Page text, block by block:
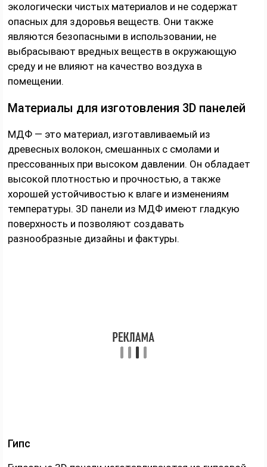
экологически чистых материалов и не содержат
опасных для здоровья веществ. Они также
являются безопасными в использовании, не
выбрасывают вредных веществ в окружающую
среду и не влияют на качество воздуха в
помещении.
Материалы для изготовления 3D панелей
МДФ — это материал, изготавливаемый из
древесных волокон, смешанных с смолами и
прессованных при высоком давлении. Он обладает
высокой плотностью и прочностью, а также
хорошей устойчивостью к влаге и изменениям
температуры. 3D панели из МДФ имеют гладкую
поверхность и позволяют создавать
разнообразные дизайны и фактуры.
Гипс